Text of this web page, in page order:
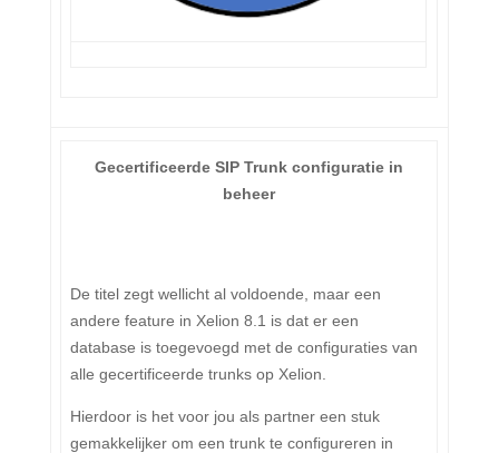
Gecertificeerde SIP Trunk configuratie in
beheer
De titel zegt wellicht al voldoende, maar een
andere feature in Xelion 8.1 is dat er een
database is toegevoegd met de configuraties van
alle gecertificeerde trunks op Xelion.
Hierdoor is het voor jou als partner een stuk
gemakkelijker om een trunk te configureren in